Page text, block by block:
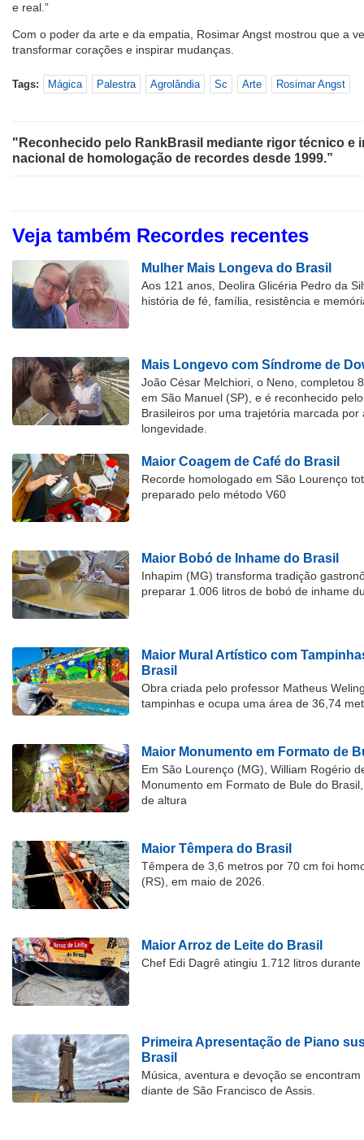
e real.”
Com o poder da arte e da empatia, Rosimar Angst mostrou que a
transformar corações e inspirar mudanças.
Tags: Mágica Palestra Agrolândia Sc Arte Rosimar Angst
"Reconhecido pelo RankBrasil mediante rigor técnico e
nacional de homologação de recordes desde 1999.”
Veja também Recordes recentes
Mulher Mais Longeva do Brasil
Aos 121 anos, Deolira Glicéria Pedro da
história de fé, família, resistência e
Mais Longevo com Síndrome de
João César Melchiori, o Neno, completou
em São Manuel (SP), e é reconhecido
Brasileiros por uma trajetória marcada por
longevidade.
Maior Coagem de Café do Brasil
Recorde homologado em São Lourenço
preparado pelo método V60
Maior Bobó de Inhame do Brasil
Inhapim (MG) transforma tradição
preparar 1.006 litros de bobó de inhame
Maior Mural Artístico com
Brasil
Obra criada pelo professor Matheus
tampinhas e ocupa uma área de 36,74
Maior Monumento em Formato de
Em São Lourenço (MG), William Rogério
Monumento em Formato de Bule do
de altura
Maior Têmpera do Brasil
Têmpera de 3,6 metros por 70 cm foi
(RS), em maio de 2026.
Maior Arroz de Leite do Brasil
Chef Edi Dagrê atingiu 1.712 litros
Primeira Apresentação de Piano
Brasil
Música, aventura e devoção se
diante de São Francisco de Assis.